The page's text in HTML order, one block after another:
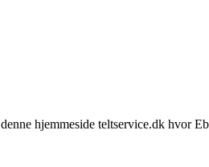
hjemmeside teltservice.dk